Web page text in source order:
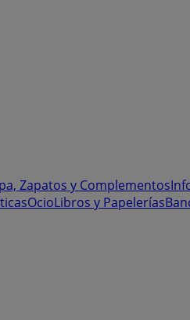
Zapatos y Complementos
OcioLibros y Papelerías